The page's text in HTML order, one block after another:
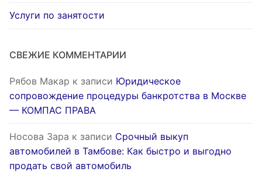
Услуги по занятости
СВЕЖИЕ КОММЕНТАРИИ
Рябов Макар к записи Юридическое
сопровождение процедуры банкротства в Москве
— КОМПАС ПРАВА
Носова Зара к записи Срочный выкуп
автомобилей в Тамбове: Как быстро и выгодно
продать свой автомобиль